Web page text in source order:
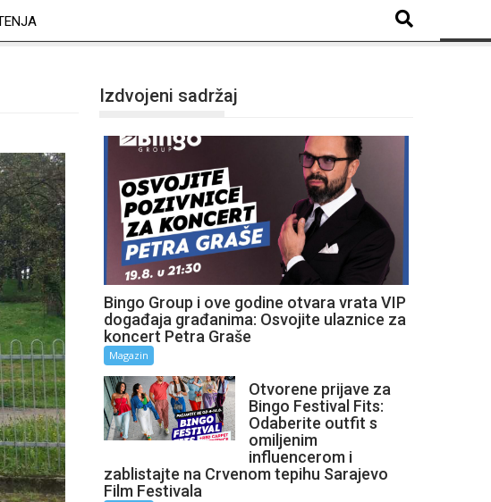
Izdvojeni sadržaj
Bingo Group i ove godine otvara vrata VIP
događaja građanima: Osvojite ulaznice za
koncert Petra Graše
Magazin
Otvorene prijave za
Bingo Festival Fits:
Odaberite outfit s
omiljenim
influencerom i
zablistajte na Crvenom tepihu Sarajevo
Film Festivala